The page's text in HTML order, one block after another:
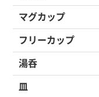
マグカップ
フリーカップ
湯呑
皿